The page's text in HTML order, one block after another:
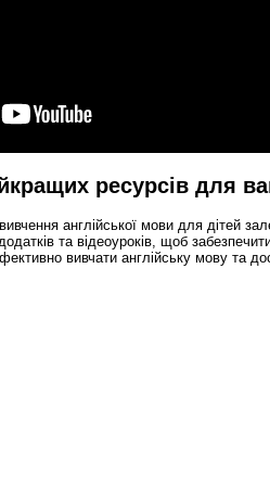
ресурсів для
англійської мови для дітей
та відеоуроків, щоб
вивчати англійську мову та